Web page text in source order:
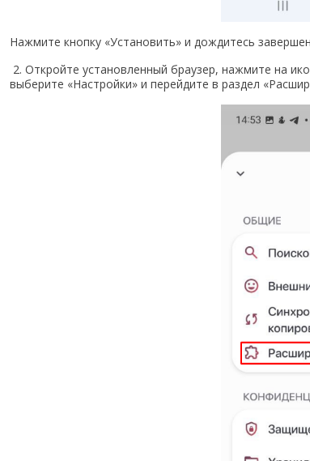
Нажмите кнопку «Установить» и дождитесь
2. Откройте установленный браузер, нажмите на
выберите «Настройки» и перейдите в раздел